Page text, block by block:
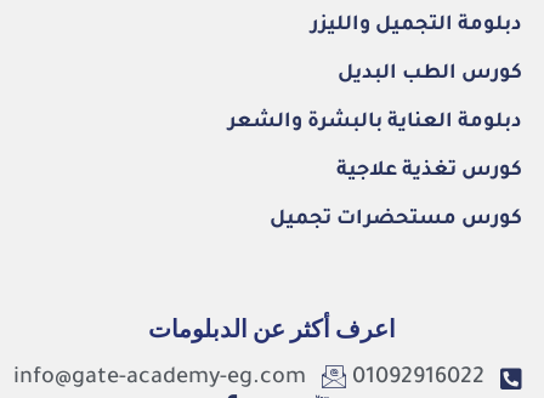
دبلومة التجميل والليزر
كورس الطب البديل
دبلومة العناية بالبشرة والشعر
كورس تغذية علاجية
كورس مستحضرات تجميل
اعرف أكثر عن الدبلومات
01092916022
info@gate-academy-eg.com